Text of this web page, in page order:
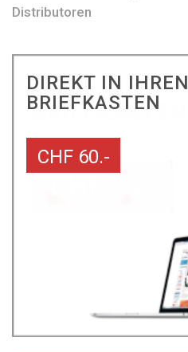
Distributoren
DIREKT IN IHREN
BRIEFKASTEN
CHF 60.-